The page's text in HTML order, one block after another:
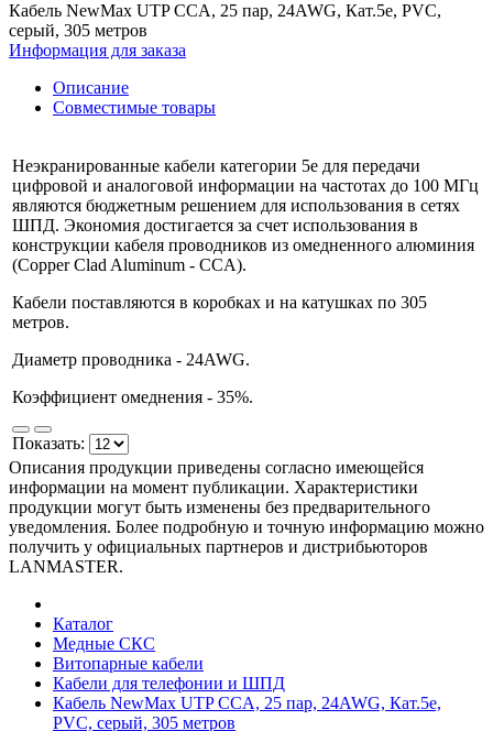
Кабель NewMax UTP CCA, 25 пар, 24AWG, Кат.5e, PVC,
серый, 305 метров
Информация для заказа
Описание
Совместимые товары
Неэкранированные кабели категории 5e для передачи
цифровой и аналоговой информации на частотах до 100 МГц
являются бюджетным решением для использования в сетях
ШПД. Экономия достигается за счет использования в
конструкции кабеля проводников из омедненного алюминия
(Copper Clad Aluminum - CCA).
Кабели поставляются в коробках и на катушках по 305
метров.
Диаметр проводника - 24AWG.
Коэффициент омеднения - 35%.
Показать:
Описания продукции приведены согласно имеющейся
информации на момент публикации. Характеристики
продукции могут быть изменены без предварительного
уведомления. Более подробную и точную информацию можно
получить у официальных партнеров и дистрибьюторов
LANMASTER.
Каталог
Медные СКС
Витопарные кабели
Кабели для телефонии и ШПД
Кабель NewMax UTP CCA, 25 пар, 24AWG, Кат.5e,
PVC, серый, 305 метров